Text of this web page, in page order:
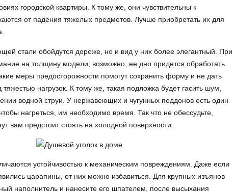
городской квартиры. К тому же, они чувствительны к
от падения тяжелых предметов. Лучше приобретать их для
стали обойдутся дороже, но и вид у них более элегантный. При
на толщину модели, возможно, ее дно придется обработать
меры предосторожности помогут сохранить форму и не дать
нагрузок. К тому же, такая подложка будет гасить шум,
водной струи. У нержавеющих и чугунных поддонов есть один
нагреться, им необходимо время. Так что не обессудьте,
вам предстоит стоять на холодной поверхности.
устойчивостью к механическим повреждениям. Даже если
царапины, от них можно избавиться. Для крупных изъянов
наполнитель и нанесите его шпателем, после высыхания